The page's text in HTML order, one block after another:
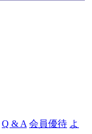
Q & A 会員優待 よ